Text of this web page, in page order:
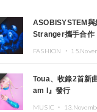
ASOBISYSTEM與
Stranger攜手合作
FASHION ・
Toua、收錄2首新
am I』發行
MUSIC ・